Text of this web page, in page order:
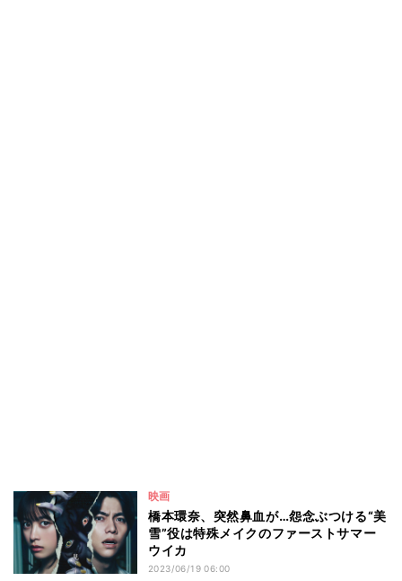
映画
橋本環奈、突然鼻血が…怨念ぶつける“美
雪”役は特殊メイクのファーストサマー
ウイカ
2023/06/19 06:00